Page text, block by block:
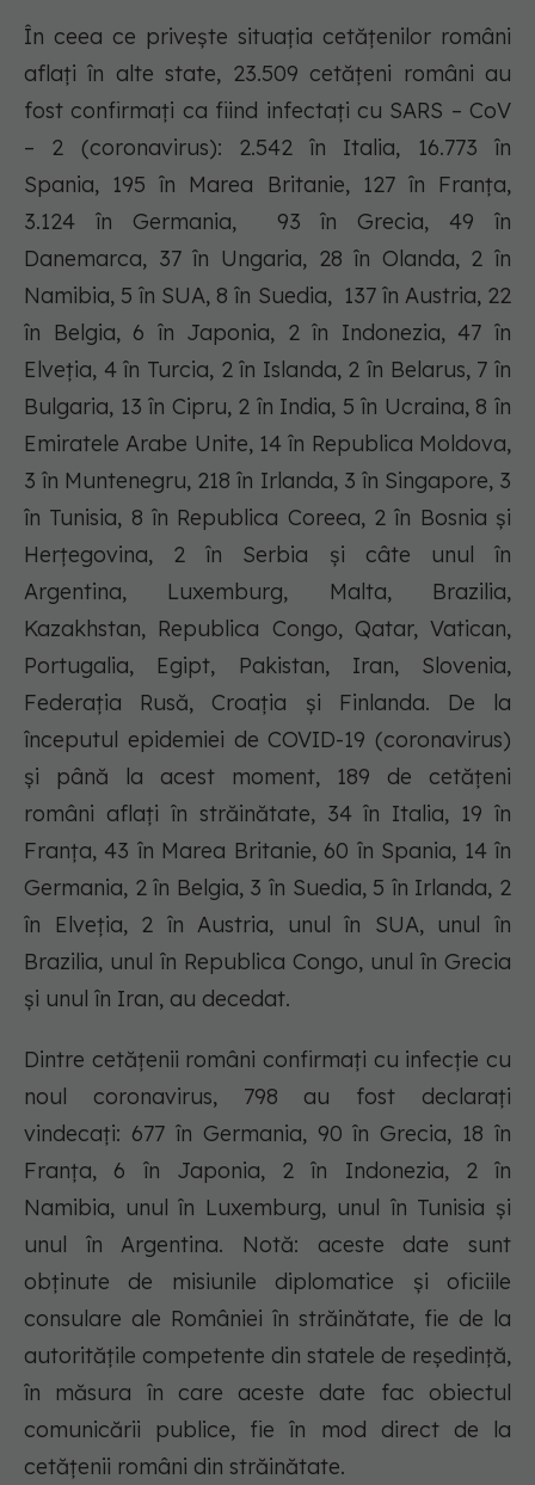
În ceea ce privește situația cetățenilor români
aflați în alte state, 23.509 cetățeni români au
fost confirmați ca fiind infectați cu SARS – CoV
– 2 (coronavirus): 2.542 în Italia, 16.773 în
Spania, 195 în Marea Britanie, 127 în Franța,
3.124 în Germania, 93 în Grecia, 49 în
Danemarca, 37 în Ungaria, 28 în Olanda, 2 în
Namibia, 5 în SUA, 8 în Suedia, 137 în Austria, 22
în Belgia, 6 în Japonia, 2 în Indonezia, 47 în
Elveția, 4 în Turcia, 2 în Islanda, 2 în Belarus, 7 în
Bulgaria, 13 în Cipru, 2 în India, 5 în Ucraina, 8 în
Emiratele Arabe Unite, 14 în Republica Moldova,
3 în Muntenegru, 218 în Irlanda, 3 în Singapore, 3
în Tunisia, 8 în Republica Coreea, 2 în Bosnia și
Herțegovina, 2 în Serbia și câte unul în
Argentina, Luxemburg, Malta, Brazilia,
Kazakhstan, Republica Congo, Qatar, Vatican,
Portugalia, Egipt, Pakistan, Iran, Slovenia,
Federația Rusă, Croația și Finlanda. De la
începutul epidemiei de COVID-19 (coronavirus)
și până la acest moment, 189 de cetățeni
români aflați în străinătate, 34 în Italia, 19 în
Franța, 43 în Marea Britanie, 60 în Spania, 14 în
Germania, 2 în Belgia, 3 în Suedia, 5 în Irlanda, 2
în Elveția, 2 în Austria, unul în SUA, unul în
Brazilia, unul în Republica Congo, unul în Grecia
și unul în Iran, au decedat.
Dintre cetățenii români confirmați cu infecție cu
noul coronavirus, 798 au fost declarați
vindecați: 677 în Germania, 90 în Grecia, 18 în
Franța, 6 în Japonia, 2 în Indonezia, 2 în
Namibia, unul în Luxemburg, unul în Tunisia și
unul în Argentina. Notă: aceste date sunt
obținute de misiunile diplomatice și oficiile
consulare ale României în străinătate, fie de la
autoritățile competente din statele de reședință,
în măsura în care aceste date fac obiectul
comunicării publice, fie în mod direct de la
cetățenii români din străinătate.